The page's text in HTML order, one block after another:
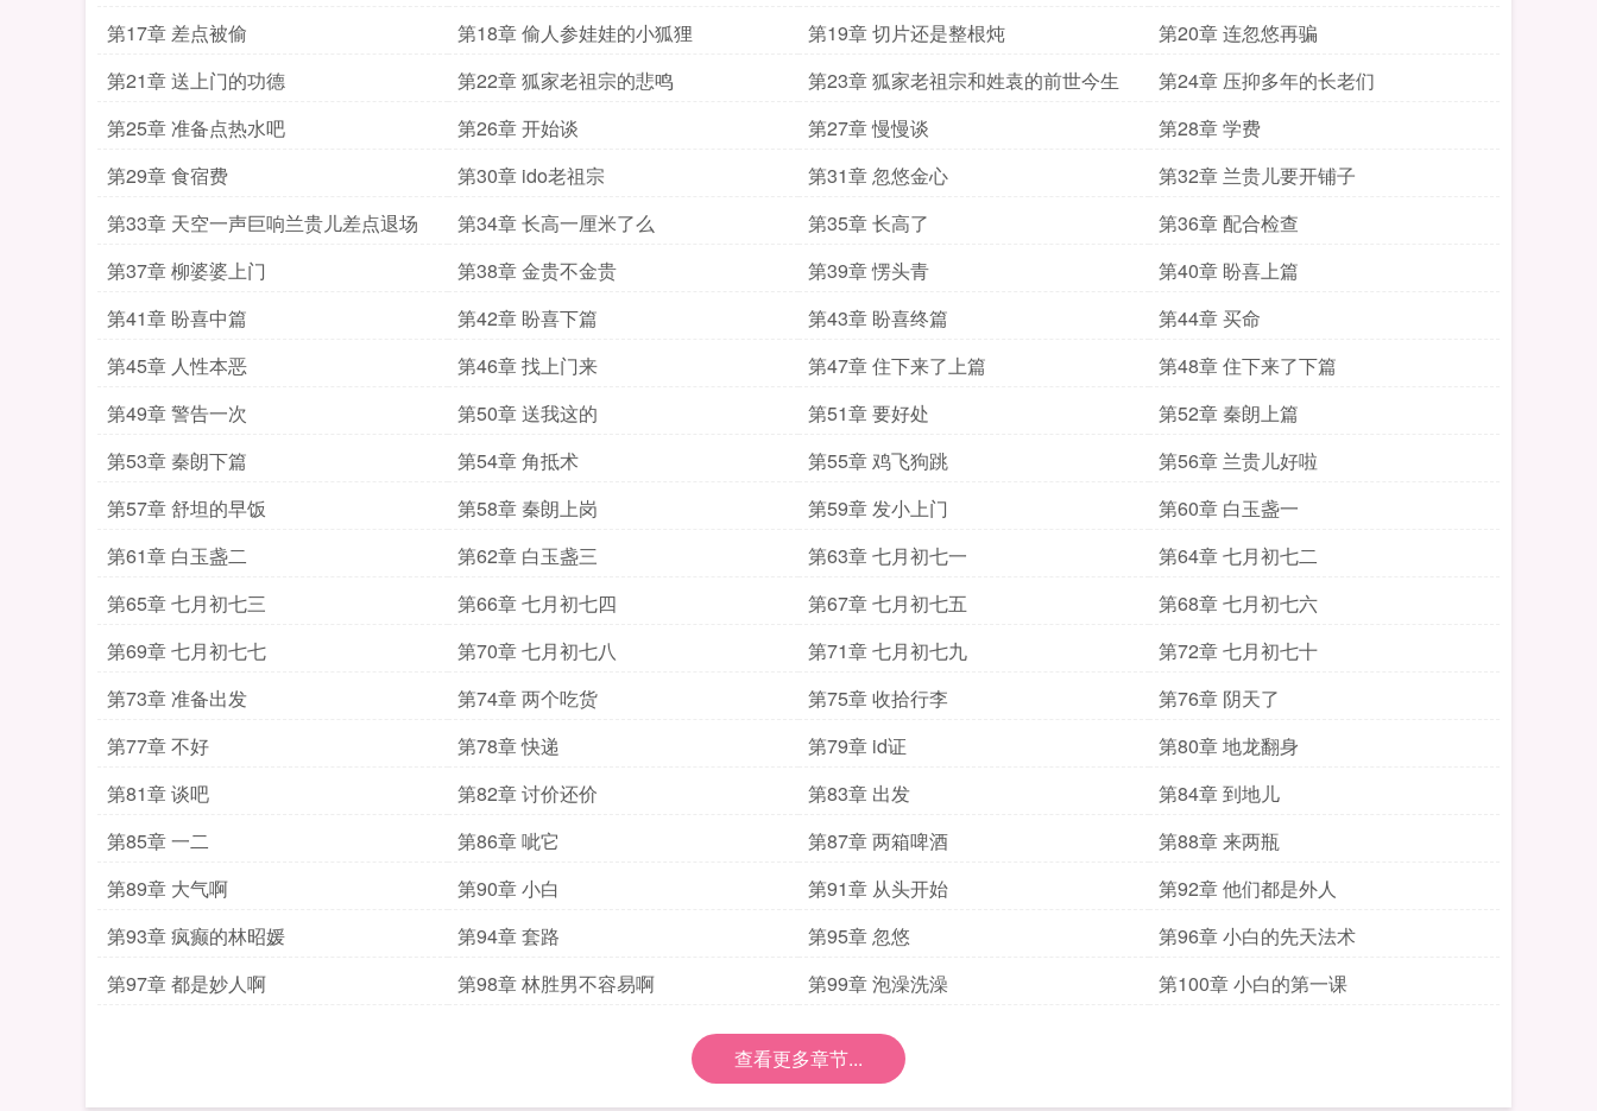
第17章 差点被偷
第18章 偷人参娃娃的小狐狸 第19章 切片还是整根炖
第20章 连忽悠再骗
第21章 送上门的功德
第22章 狐家老祖宗的悲鸣 第23章 狐家老祖宗和姓袁的前世今生
第24章 压抑多年的长老们
第25章 准备点热水吧
第26章 开始谈 第27章 慢慢谈
第28章 学费
第29章 食宿费
第30章 ido老祖宗 第31章 忽悠金心
第32章 兰贵儿要开铺子
第33章 天空一声巨响兰贵儿差点退场
第34章 长高一厘米了么 第35章 长高了
第36章 配合检查
第37章 柳婆婆上门
第38章 金贵不金贵 第39章 愣头青
第40章 盼喜上篇
第41章 盼喜中篇
第42章 盼喜下篇 第43章 盼喜终篇
第44章 买命
第45章 人性本恶
第46章 找上门来 第47章 住下来了上篇
第48章 住下来了下篇
第49章 警告一次
第50章 送我这的 第51章 要好处
第52章 秦朗上篇
第53章 秦朗下篇
第54章 角抵术 第55章 鸡飞狗跳
第56章 兰贵儿好啦
第57章 舒坦的早饭
第58章 秦朗上岗 第59章 发小上门
第60章 白玉盏一
第61章 白玉盏二
第62章 白玉盏三 第63章 七月初七一
第64章 七月初七二
第65章 七月初七三
第66章 七月初七四 第67章 七月初七五
第68章 七月初七六
第69章 七月初七七
第70章 七月初七八 第71章 七月初七九
第72章 七月初七十
第73章 准备出发
第74章 两个吃货 第75章 收拾行李
第76章 阴天了
第77章 不好
第78章 快递 第79章 id证
第80章 地龙翻身
第81章 谈吧
第82章 讨价还价 第83章 出发
第84章 到地儿
第85章 一二
第86章 呲它 第87章 两箱啤酒
第88章 来两瓶
第89章 大气啊
第90章 小白 第91章 从头开始
第92章 他们都是外人
第93章 疯癫的林昭媛
第94章 套路 第95章 忽悠
第96章 小白的先天法术
第97章 都是妙人啊
第98章 林胜男不容易啊 第99章 泡澡洗澡 第100章 小白的第一课
查看更多章节...